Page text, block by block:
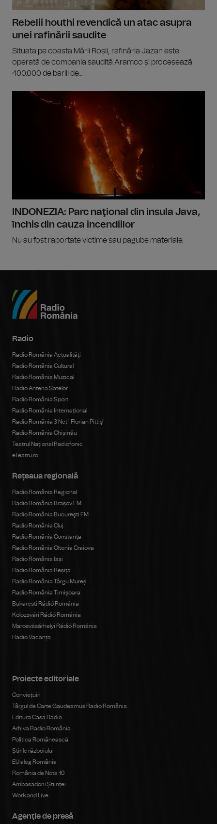
Rebelii houthi revendică un atac asupra
unei rafinării saudite
Situata pe coasta Mării Roșii, rafinăria Jazan este
operată de compania saudită Aramco și procesează
400.000 de barili de...
INDONEZIA: Parc naţional din insula Java,
închis din cauza incendiilor
Nu au fost raportate victime sau pagube materiale.
Radio
Radio România Actualităţi
Radio România Cultural
Radio România Muzical
Radio Antena Satelor
Radio România Sport
Radio România Internațional
Radio România 3 Net "Florian Pittiş"
Radio România Chișinău
Teatrul Național Radiofonic
eTeatru.ro
Rețeaua regională
Radio România Regional
Radio România Brașov FM
Radio România Bucureşti FM
Radio România Cluj
Radio România Constanța
Radio România Oltenia Craiova
Radio România Iași
Radio România Reșița
Radio România Târgu Mureș
Radio România Timișoara
Bukaresti Rádió Románia
Kolozsvári Rádió Románia
Marosvásárhelyi Rádió Románia
Radio Vacanța
Proiecte editoriale
Conviețuiri
Târgul de Carte Gaudeamus Radio România
Editura Casa Radio
Arhiva Radio România
Politica Românească
Știrile războiului
EU aleg România
România de Nota 10
Ambasadorii Științei
Work and Live
Agenţie de presă